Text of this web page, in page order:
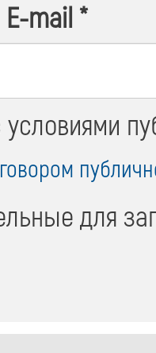
mail *
условиями
для